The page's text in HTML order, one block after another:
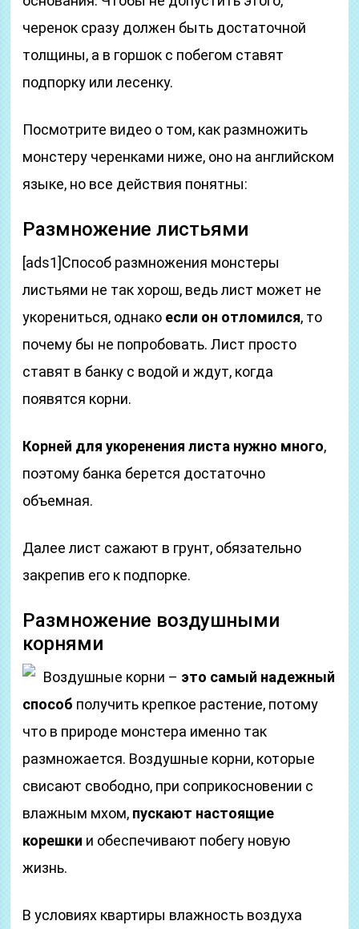
черенок сразу должен быть достаточной
толщины, а в горшок с побегом ставят
подпорку или лесенку.
Посмотрите видео о том, как размножить
монстеру черенками ниже, оно на английском
языке, но все действия понятны:
Размножение листьями
[ads1]Способ размножения монстеры
листьями не так хорош, ведь лист может не
укорениться, однако если он отломился, то
почему бы не попробовать. Лист просто
ставят в банку с водой и ждут, когда
появятся корни.
Корней для укоренения листа нужно много,
поэтому банка берется достаточно
объемная.
Далее лист сажают в грунт, обязательно
закрепив его к подпорке.
Размножение воздушными
корнями
Воздушные корни – это самый надежный
способ получить крепкое растение, потому
что в природе монстера именно так
размножается. Воздушные корни, которые
свисают свободно, при соприкосновении с
влажным мхом, пускают настоящие
корешки и обеспечивают побегу новую
жизнь.
В условиях квартиры влажность воздуха